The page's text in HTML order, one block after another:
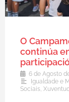
O
continúa
6 de Agosto
Igualdade e
Sociais,